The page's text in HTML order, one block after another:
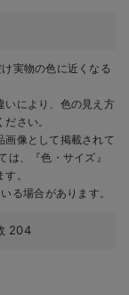
実物の色に近くなる
いにより、色の見え方
さい。
画像として掲載されて
は、『色・サイズ』
。
る場合があります。
204